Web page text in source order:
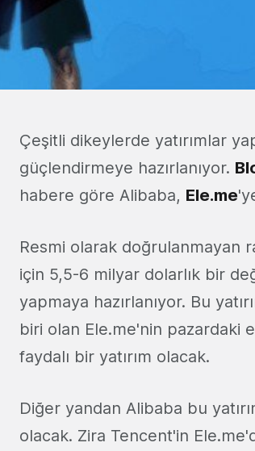
Çeşitli dikeylerde yatırımlar
güçlendirmeye hazırlanıyor.
habere göre Alibaba, Ele.me
Resmi olarak doğrulanmayan
için 5,5-6 milyar dolarlık bir
yapmaya hazırlanıyor. Bu
biri olan Ele.me'nin pazardaki
faydalı bir yatırım olacak.
Diğer yandan Alibaba bu
olacak. Zira Tencent'in